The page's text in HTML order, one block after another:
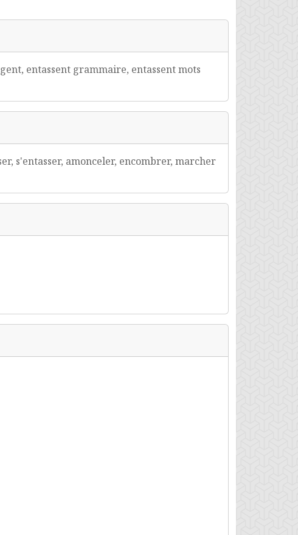
entassent grammaire, entassent mots
s'entasser, amonceler, encombrer, marcher